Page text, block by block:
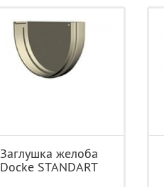
Заглушка желоба
Docke STANDART